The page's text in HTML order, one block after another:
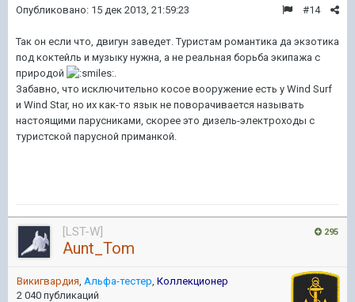
#14
Опубликовано: 15 дек 2013, 21:59:23
Так он если что, двигун заведет. Туристам романтика да экзотика
под коктейль и музыку нужна, а не реальная борьба экипажа с
природой
Забавно, что исключительно косое вооружение есть у Wind Surf
и Wind Star, но их как-то язык не поворачивается называть
настоящими парусниками, скорее это дизель-электроходы с
туристской парусной приманкой.
295
[LST-W]
Aunt_Tom
Викигвардия Альфа-тестер Коллекционер
2 040 публикаций